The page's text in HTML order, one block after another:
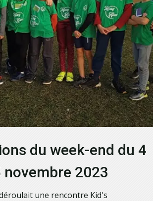
du week-end du 4
novembre 2023
une rencontre Kid's